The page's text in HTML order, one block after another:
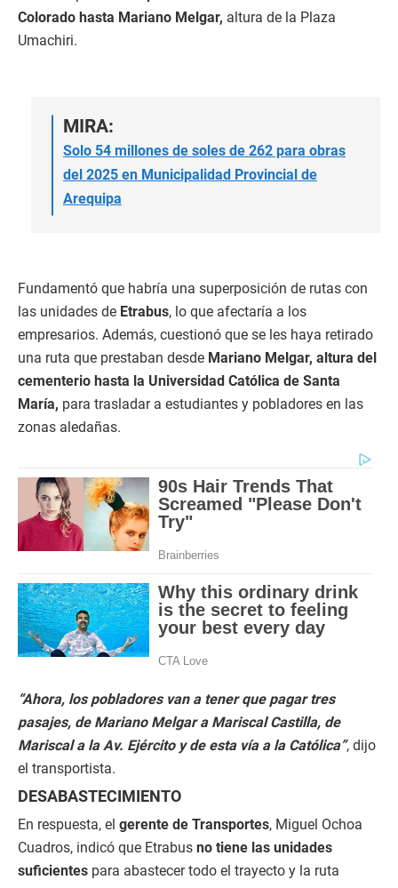
Colorado hasta Mariano Melgar, altura de la Plaza
Umachiri.
MIRA:
Solo 54 millones de soles de 262 para obras
del 2025 en Municipalidad Provincial de
Arequipa
Fundamentó que habría una superposición de rutas con
las unidades de Etrabus, lo que afectaría a los
empresarios. Además, cuestionó que se les haya retirado
una ruta que prestaban desde Mariano Melgar, altura del
cementerio hasta la Universidad Católica de Santa
María, para trasladar a estudiantes y pobladores en las
zonas aledañas.
“Ahora, los pobladores van a tener que pagar tres
pasajes, de Mariano Melgar a Mariscal Castilla, de
Mariscal a la Av. Ejército y de esta vía a la Católica”, dijo
el transportista.
DESABASTECIMIENTO
En respuesta, el gerente de Transportes, Miguel Ochoa
Cuadros, indicó que Etrabus no tiene las unidades
suficientes para abastecer todo el trayecto y la ruta